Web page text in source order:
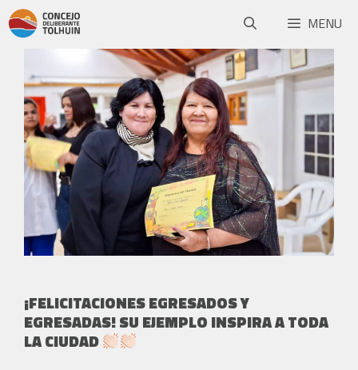
MENU
¡FELICITACIONES EGRESADOS Y
EGRESADAS! SU EJEMPLO INSPIRA A TODA
LA CIUDAD